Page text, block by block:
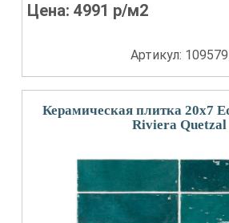
Цена:4991 р/м2
Артикул: 109579
Керамическая плитка 20x7
Riviera Quetzal